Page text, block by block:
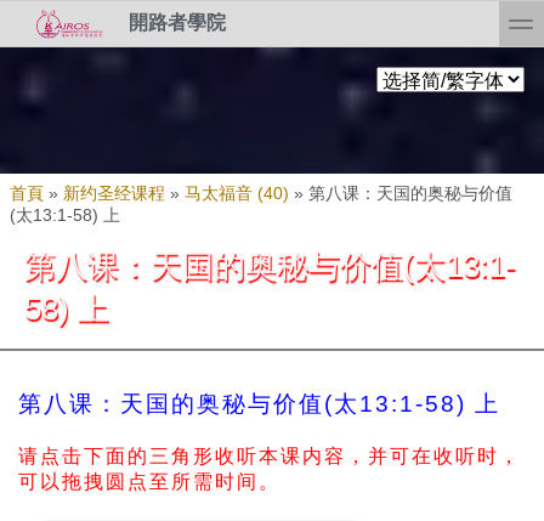
移至主內容
Skip to search
開路者學院
您在這裡
首頁 » 新约圣经课程 »马太福音 (40) »第八课：天国的奥秘与价值
(太13:1-58) 上
第八课：天国的奥秘与价值(太13:1-
58) 上
第八课：天国的奥秘与价值(太13:1-58) 上
请点击下面的三角形收听本课内容，并可在收听时，
可以拖拽圆点至所需时间。